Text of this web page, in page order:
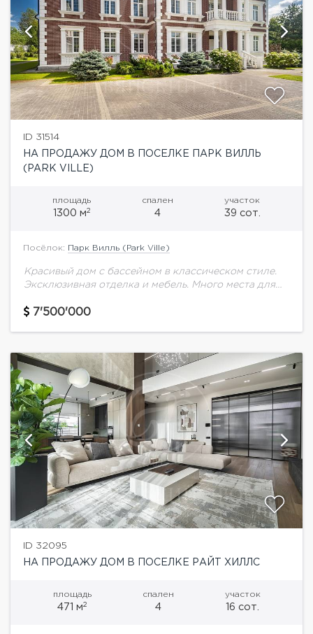
ID 31514
НА ПРОДАЖУ ДОМ В ПОСЕЛКЕ ПАРК ВИЛЛЬ
(PARK VILLE)
площадь
1300 м2
спален
4
участок
39 сот.
Посёлок: Парк Вилль (Park Ville)
Красивый дом с бассейном в классическом стиле.
Эксклюзивная отделка и мебель. Много места для
персонала. Cпа комплекс с бассейном, сауной...
7'500'000
ID 32095
НА ПРОДАЖУ ДОМ В ПОСЕЛКЕ РАЙТ ХИЛЛС
площадь
471 м2
спален
4
участок
16 сот.